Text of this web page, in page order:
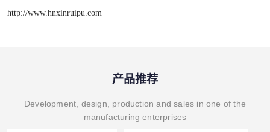
http://www.hnxinruipu.com
产品推荐
Development, design, production and sales in one of the
manufacturing enterprises